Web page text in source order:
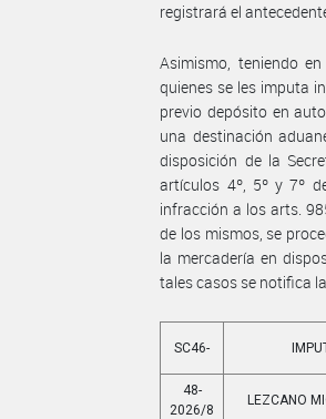
registrará el
Asimismo, teniendo
quienes se les imputa
previo depósito en
una destinación
disposición de la
artículos 4º, 5º y 7º
infracción a los arts.
de los mismos, se
la mercadería en
tales casos se notifica
SC46-
48-
2026/8
LEZCANO